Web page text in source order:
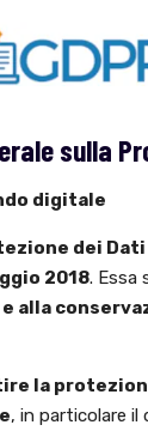
sulla
digitale
dei Dati
2018. Essa
alla
la
, in particolare il